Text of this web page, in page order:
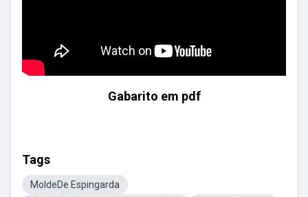
Gabarito em pdf
Tags
MoldeDe Espingarda